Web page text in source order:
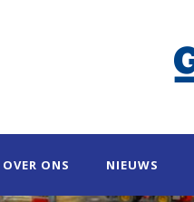
OVER ONS NIEUWS